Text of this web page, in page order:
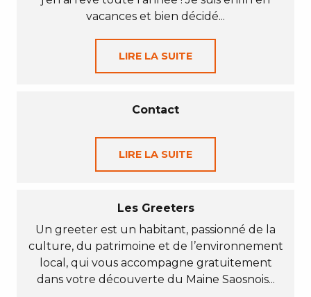
vacances et bien décidé...
LIRE LA SUITE
Contact
LIRE LA SUITE
Les Greeters
Un greeter est un habitant, passionné de la
culture, du patrimoine et de l’environnement
local, qui vous accompagne gratuitement
dans votre découverte du Maine Saosnois...